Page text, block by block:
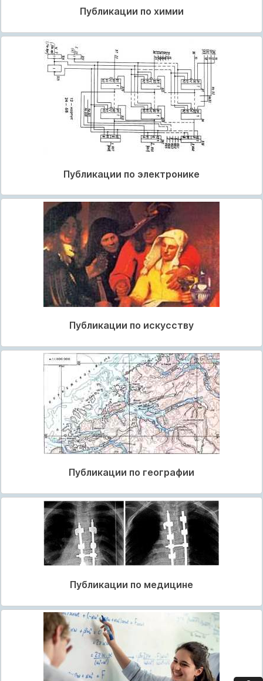
Публикации по химии
Публикации по электронике
Публикации по искусству
Публикации по географии
Публикации по медицине